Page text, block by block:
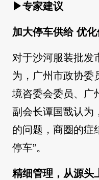
▶专家建议
加大停车供给 优
对于沙河服装批发
为，广州市政协委
境咨委会委员、广
副会长谭国戬认为
的问题，商圈的症
停车”。
精细管理，从源头